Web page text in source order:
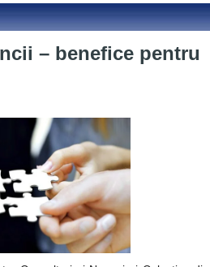
– benefice pentru